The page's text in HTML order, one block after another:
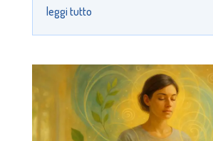
leggi tutto